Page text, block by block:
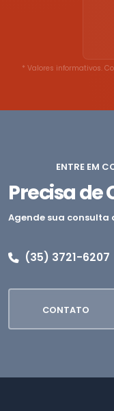
* Valores informativos.
ENTRE EM
Precisa de
Agende sua consulta
(35) 3721-6207
CONTATO